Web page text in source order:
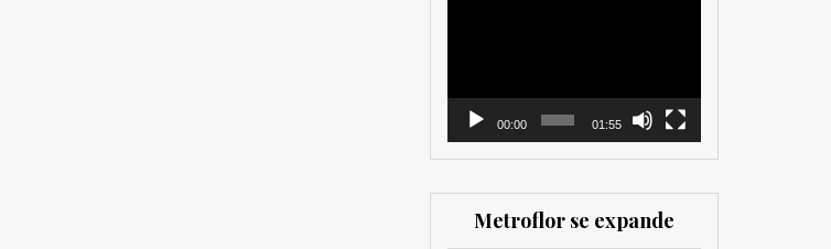
que trabajan en el sector
00:00 01:55
Metroflor se expande